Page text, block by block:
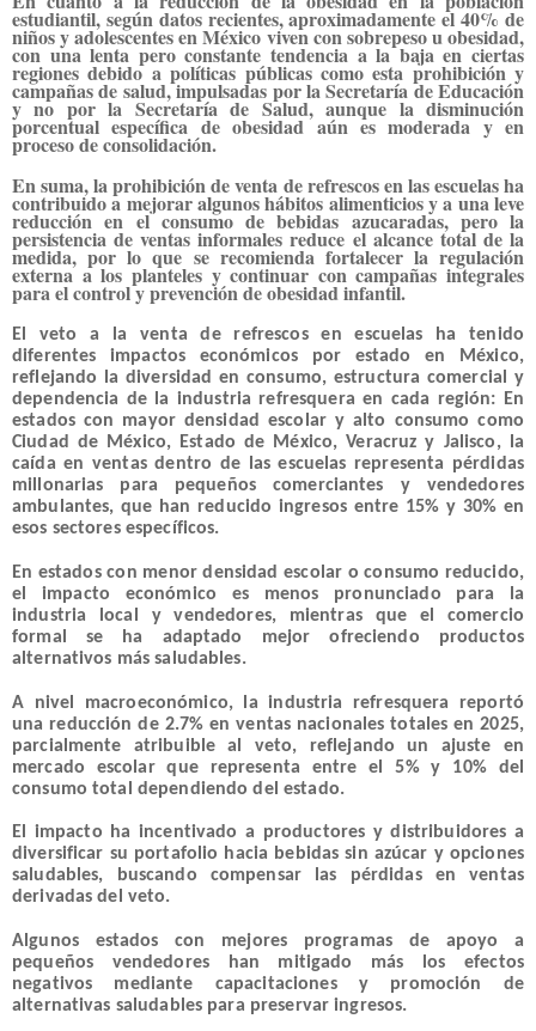
estudiantil, según datos recientes, aproximadamente el 40% de
niños y adolescentes en México viven con sobrepeso u obesidad,
con una lenta pero constante tendencia a la baja en ciertas
regiones debido a políticas públicas como esta prohibición y
campañas de salud, impulsadas por la Secretaría de Educación
y no por la Secretaría de Salud, aunque la disminución
porcentual específica de obesidad aún es moderada y en
proceso de consolidación.
En suma, la prohibición de venta de refrescos en las escuelas ha
contribuido a mejorar algunos hábitos alimenticios y a una leve
reducción en el consumo de bebidas azucaradas, pero la
persistencia de ventas informales reduce el alcance total de la
medida, por lo que se recomienda fortalecer la regulación
externa a los planteles y continuar con campañas integrales
para el control y prevención de obesidad infantil.
El veto a la venta de refrescos en escuelas ha tenido
diferentes impactos económicos por estado en México,
reflejando la diversidad en consumo, estructura comercial y
dependencia de la industria refresquera en cada región: En
estados con mayor densidad escolar y alto consumo como
Ciudad de México, Estado de México, Veracruz y Jalisco, la
caída en ventas dentro de las escuelas representa pérdidas
millonarias para pequeños comerciantes y vendedores
ambulantes, que han reducido ingresos entre 15% y 30% en
esos sectores específicos.
En estados con menor densidad escolar o consumo reducido,
el impacto económico es menos pronunciado para la
industria local y vendedores, mientras que el comercio
formal se ha adaptado mejor ofreciendo productos
alternativos más saludables.
A nivel macroeconómico, la industria refresquera reportó
una reducción de 2.7% en ventas nacionales totales en 2025,
parcialmente atribuible al veto, reflejando un ajuste en
mercado escolar que representa entre el 5% y 10% del
consumo total dependiendo del estado.
El impacto ha incentivado a productores y distribuidores a
diversificar su portafolio hacia bebidas sin azúcar y opciones
saludables, buscando compensar las pérdidas en ventas
derivadas del veto.
Algunos estados con mejores programas de apoyo a
pequeños vendedores han mitigado más los efectos
negativos mediante capacitaciones y promoción de
alternativas saludables para preservar ingresos.